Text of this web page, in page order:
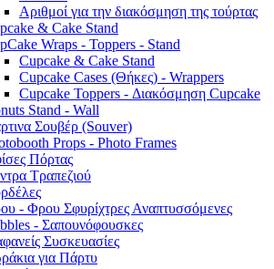
Αριθμοί για την διακόσμηση της τούρτας
& Cake Stand
Wraps - Toppers - Stand
Cupcake & Cake Stand
Cupcake Cases (Θήκες) - Wrappers
Cupcake Toppers - Διακόσμηση Cupcake
Stand - Wall
Σουβέρ (Souver)
Props - Photo Frames
Πόρτας
Τραπεζιού
- Φρου Σφυρίχτρες Αναπτυσσόμενες
- Σαπουνόφουσκες
Συσκευασίες
για Πάρτυ